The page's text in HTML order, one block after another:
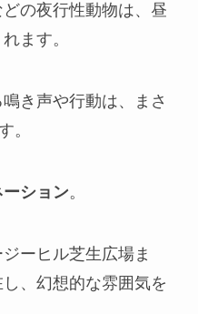
の夜行性動物は、昼
ます。
き声や行動は、まさ
。
ション。
ーヒル芝生広場ま
、幻想的な雰囲気を